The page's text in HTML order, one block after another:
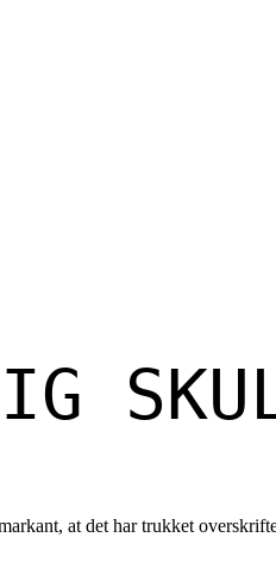
at det har trukket